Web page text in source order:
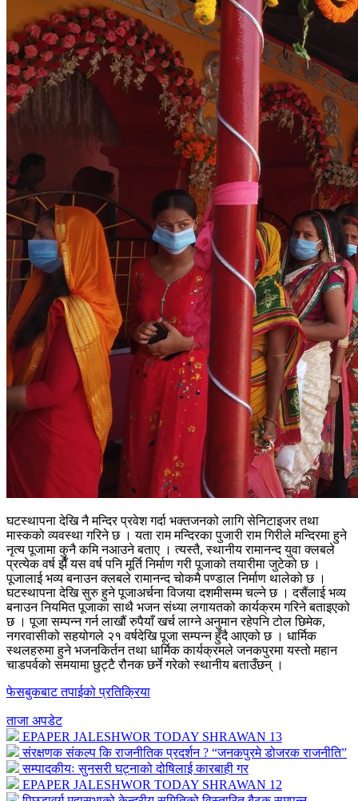
घटस्थापना देखि नै मन्दिर प्रवेश गर्दा भक्तजनको लागि सेनिटाइजर तथा
मास्कको व्यवस्था गरिने छ । यता राम मन्दिरका पुजारी राम गिरीले मन्दिरमा हुने
नृत्य पूजामा कुनै कमि नआउने बताए । त्यस्तै, स्थानीय रामानन्द युवा क्लबले
प्रत्येक वर्ष झैँ यस वर्ष पनि मूर्ति निर्माण गरी पूजाको तयारीमा जुटेको छ ।
पूजालाई भव्य बनाउन क्लबले रामानन्द चोकमै पण्डाल निर्माण थालेको छ ।
घटस्थापना देखि सुरु हुने पूजाअर्चना विजया दशमीसम्म चल्ने छ । दसैंलाई भव्य
बनाउन नियमित पूजाका साथै भजन संध्या लगायतको कार्यक्रम गरिने बताइएको
छ । पूजा सम्पन्न गर्न लाखौं रुपैयाँ खर्च लाग्ने अनुमान रहेपनि टोल छिमेक,
नगरवासीको सहयोगले २१ वर्षदेखि पूजा सम्पन्न हुँदै आएको छ । धार्मिक
स्थलहरुमा हुने भजनकिर्तन तथा धार्मिक कार्यक्रमले जनकपुरमा यस्तो महान
चाडपर्वको समयामा छुट्टै रौनक छर्ने गरेको स्थानीय बताउँछन् ।
फेसबुकबाट तपाईको प्रतिक्रिया
ताजा अपडेट
EPAPER JALESHWOR TODAY SHRAWAN 13
संरक्षणक संकल्प कि राजनीतिक प्रदर्शन ? “जनकपुरमे डोजरक राजनीति”
सम्पादकीयः सुनसरी घट्नाको दोषिलाई कारबाही गर
EPAPER JALESHWOR TODAY SHRAWAN 12